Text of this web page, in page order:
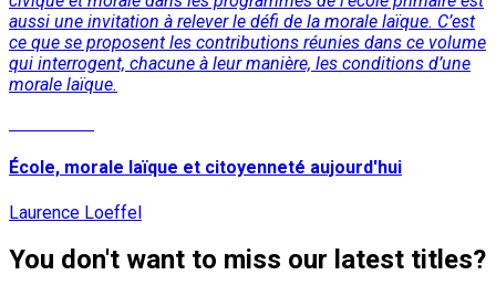
aussi une invitation à relever le défi de la morale laïque. C’est
ce que se proposent les contributions réunies dans ce volume
qui interrogent, chacune à leur manière, les conditions d’une
morale laïque.
École, morale laïque et citoyenneté aujourd'hui
Laurence Loeffel
You don't want to miss our latest titles?